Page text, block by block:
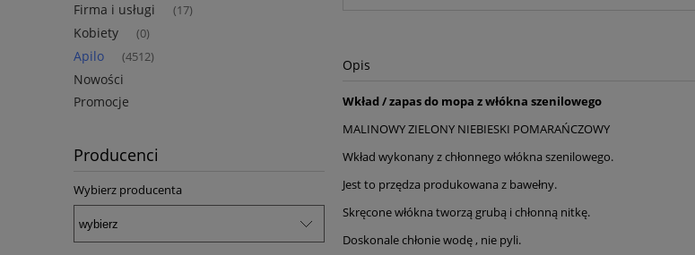
Firma i usługi (17)
Kobiety (0)
Apilo (4512)
Nowości
Promocje
Producenci
Wybierz producenta
Opis
Wkład / zapas do mopa z włókna szenilowego
MALINOWY ZIELONY NIEBIESKI POMARAŃCZOWY
Wkład wykonany z chłonnego włókna szenilowego.
Jest to przędza produkowana z bawełny.
Skręcone włókna tworzą grubą i chłonną nitkę.
Doskonale chłonie wodę , nie pyli.